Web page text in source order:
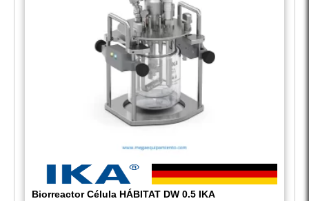
Biorreactor Célula HÁBITAT DW 0.5 IKA